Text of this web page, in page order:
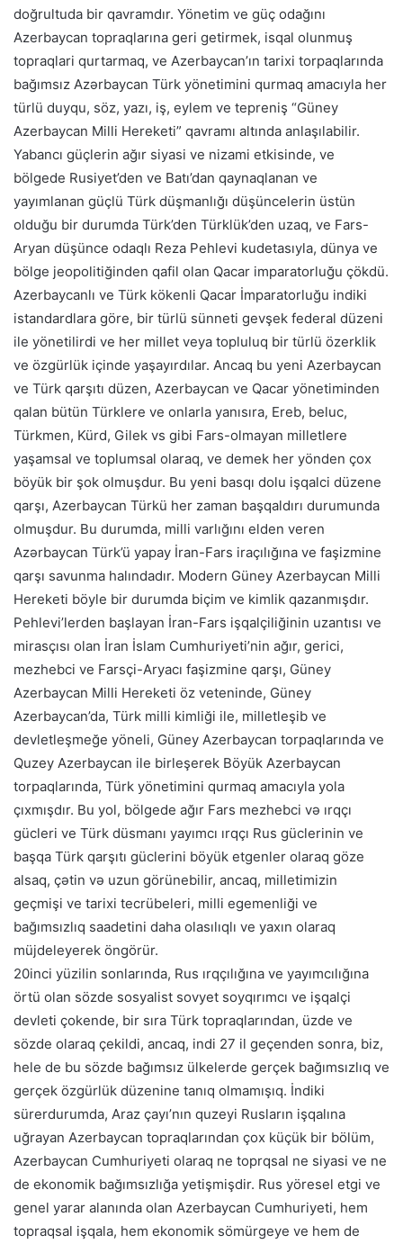
doğrultuda bir qavramdır. Yönetim ve güç odağını
Azerbaycan topraqlarına geri getirmek, isqal olunmuş
topraqlari qurtarmaq, ve Azerbaycan’ın tarixi torpaqlarında
bağımsız Azərbaycan Türk yönetimini qurmaq amacıyla her
türlü duyqu, söz, yazı, iş, eylem ve tepreniş “Güney
Azerbaycan Milli Hereketi” qavramı altında anlaşılabilir.
Yabancı güçlerin ağır siyasi ve nizami etkisinde, ve
bölgede Rusiyet’den ve Batı’dan qaynaqlanan ve
yayımlanan güçlü Türk düşmanlığı düşüncelerin üstün
olduğu bir durumda Türk’den Türklük’den uzaq, ve Fars-
Aryan düşünce odaqlı Reza Pehlevi kudetasıyla, dünya ve
bölge jeopolitiğinden qafil olan Qacar imparatorluğu çökdü.
Azerbaycanlı ve Türk kökenli Qacar İmparatorluğu indiki
istandardlara göre, bir türlü sünneti gevşek federal düzeni
ile yönetilirdi ve her millet veya topluluq bir türlü özerklik
ve özgürlük içinde yaşayırdılar. Ancaq bu yeni Azerbaycan
ve Türk qarşıtı düzen, Azerbaycan ve Qacar yönetiminden
qalan bütün Türklere ve onlarla yanısıra, Ereb, beluc,
Türkmen, Kürd, Gilek vs gibi Fars-olmayan milletlere
yaşamsal ve toplumsal olaraq, ve demek her yönden çox
böyük bir şok olmuşdur. Bu yeni basqı dolu işqalci düzene
qarşı, Azerbaycan Türkü her zaman başqaldırı durumunda
olmuşdur. Bu durumda, milli varlığını elden veren
Azərbaycan Türk’ü yapay İran-Fars iraçılığına ve faşizmine
qarşı savunma halındadır. Modern Güney Azerbaycan Milli
Hereketi böyle bir durumda biçim ve kimlik qazanmışdır.
Pehlevi’lerden başlayan İran-Fars işqalçiliğinin uzantısı ve
mirasçısı olan İran İslam Cumhuriyeti’nin ağır, gerici,
mezhebci ve Farsçi-Aryacı faşizmine qarşı, Güney
Azerbaycan Milli Hereketi öz veteninde, Güney
Azerbaycan’da, Türk milli kimliği ile, milletleşib ve
devletleşmeğe yöneli, Güney Azerbaycan torpaqlarında ve
Quzey Azerbaycan ile birleşerek Böyük Azerbaycan
torpaqlarında, Türk yönetimini qurmaq amacıyla yola
çıxmışdır. Bu yol, bölgede ağır Fars mezhebci və ırqçı
gücleri ve Türk düsmanı yayımcı ırqçı Rus güclerinin ve
başqa Türk qarşıtı güclerini böyük etgenler olaraq göze
alsaq, çətin və uzun görünebilir, ancaq, milletimizin
geçmişi ve tarixi tecrübeleri, milli egemenliği ve
bağımsızlıq saadetini daha olasılıqlı ve yaxın olaraq
müjdeleyerek öngörür.
20inci yüzilin sonlarında, Rus ırqçılığına ve yayımcılığına
örtü olan sözde sosyalist sovyet soyqırımcı ve işqalçi
devleti çokende, bir sıra Türk topraqlarından, üzde ve
sözde olaraq çekildi, ancaq, indi 27 il geçenden sonra, biz,
hele de bu sözde bağımsız ülkelerde gerçek bağımsızlıq ve
gerçek özgürlük düzenine tanıq olmamışıq. İndiki
sürerdurumda, Araz çayı’nın quzeyi Rusların işqalına
uğrayan Azerbaycan topraqlarından çox küçük bir bölüm,
Azerbaycan Cumhuriyeti olaraq ne toprqsal ne siyasi ve ne
de ekonomik bağımsızlığa yetişmişdir. Rus yöresel etgi ve
genel yarar alanında olan Azerbaycan Cumhuriyeti, hem
topraqsal işqala, hem ekonomik sömürgeye ve hem de